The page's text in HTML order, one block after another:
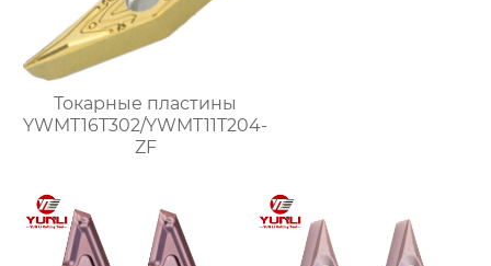
Токарные пластины
YWMT16T302/YWMT11T204-
ZF